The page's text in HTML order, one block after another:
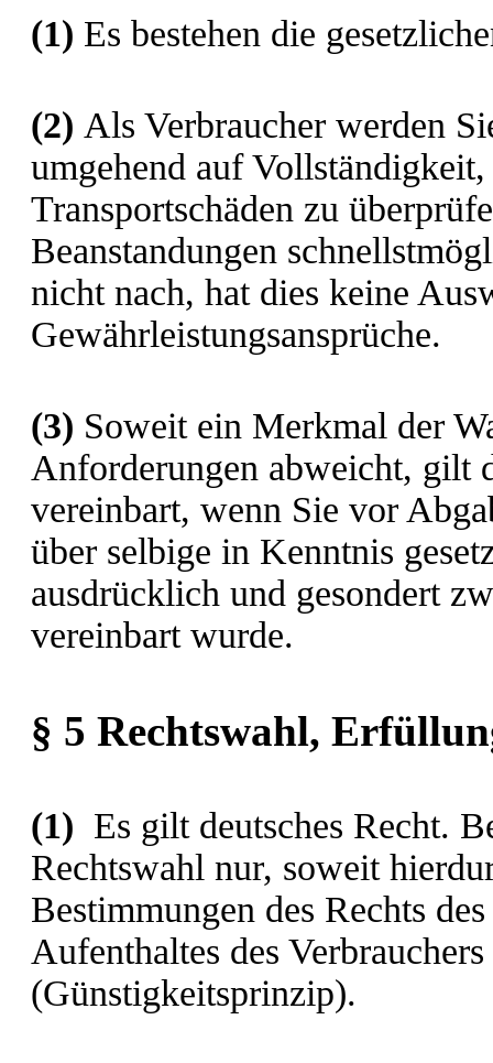
(1) Es bestehen die
(2) Als Verbraucher werden
umgehend auf
Transportschäden zu
Beanstandungen
nicht nach, hat dies keine
Gewährleistungsansprüche.
(3) Soweit ein Merkmal der
Anforderungen abweicht, gilt
vereinbart, wenn Sie vor
über selbige in Kenntnis
ausdrücklich und gesondert
vereinbart wurde.
§ 5 Rechtswahl,
(1) Es gilt deutsches Recht.
Rechtswahl nur, soweit
Bestimmungen des Rechts
Aufenthaltes des
(Günstigkeitsprinzip).